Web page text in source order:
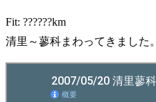
Fit: ??????km
清里～蓼科まわってきました。